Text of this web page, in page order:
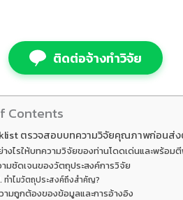
ติดต่อจ้างทำวิจัย
Contents
ตรวจสอบบทความวิจัยคุณภาพก่อนส่
างไรให้บทความวิจัยของท่านโดดเด่นและพร้อม
ามชัดเจนของวัตถุประสงค์การวิจัย
ทำไมวัตถุประสงค์ถึงสำคัญ?
ามถูกต้องของข้อมูลและการอ้างอิง